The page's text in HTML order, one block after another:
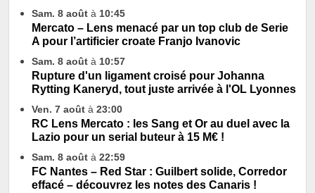
Sam. 8 août à 10:45
Mercato – Lens menacé par un top club de Serie
A pour l’artificier croate Franjo Ivanovic
Sam. 8 août à 10:57
Rupture d'un ligament croisé pour Johanna
Rytting Kaneryd, tout juste arrivée à l'OL Lyonnes
Ven. 7 août à 23:00
RC Lens Mercato : les Sang et Or au duel avec la
Lazio pour un serial buteur à 15 M€ !
Sam. 8 août à 22:59
FC Nantes – Red Star : Guilbert solide, Corredor
effacé – découvrez les notes des Canaris !